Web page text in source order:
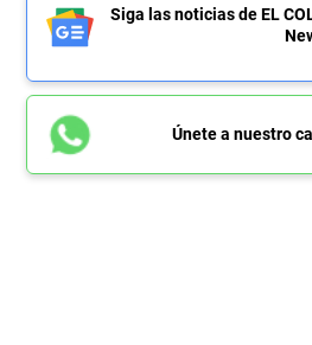
Siga las noticias de EL
Únete a nuestro